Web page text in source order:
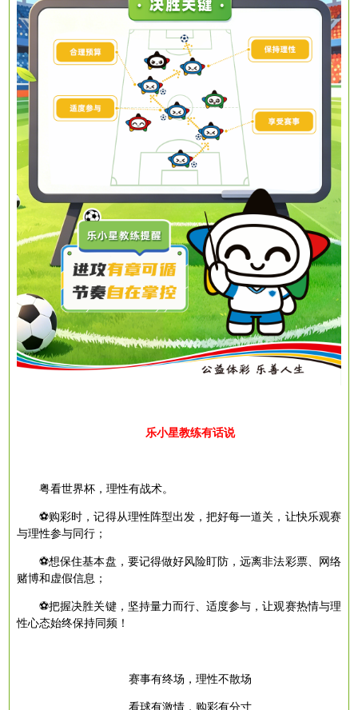
乐小星教练有话说
粤看世界杯，理性有战术。
⚽购彩时，记得从理性阵型出发，把好每一道关，让快乐观赛
与理性参与同行；
⚽想保住基本盘，要记得做好风险盯防，远离非法彩票、网络
赌博和虚假信息；
⚽把握决胜关键，坚持量力而行、适度参与，让观赛热情与理
性心态始终保持同频！
赛事有终场，理性不散场
看球有激情，购彩有分寸